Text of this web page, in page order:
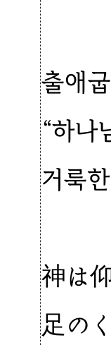
출애
“하나
거룩
神は
足の